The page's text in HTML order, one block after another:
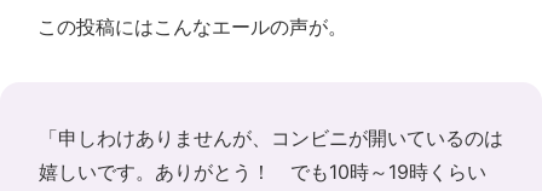
この投稿にはこんなエールの声が。
「申しわけありませんが、コンビニが開いているのは
嬉しいです。ありがとう！ でも10時～19時くらい